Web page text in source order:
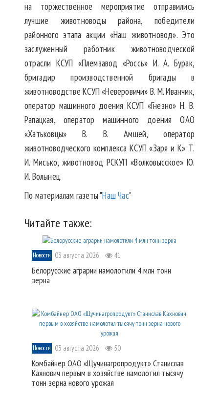
на торжественное мероприятие отправились
лучшие животноводы района, победители
районного этапа акции «Наш животновод». Это
заслуженный работник животноводческой
отрасли КСУП «Племзавод «Россь» И. А. Бурак,
бригадир производственной бригады в
животноводстве КСУП «Неверовичи» В. М. Иванчик,
оператор машинного доения КСУП «Гнезно» Н. В.
Рапацкая, оператор машинного доения ОАО
«Хатьковцы» В. В. Амшей, оператор
животноводческого комплекса КСУП «Заря и К» Т.
И. Мисько, животновод РСКУП «Волковысское» Ю.
И. Волынец.
По материалам газеты "Наш Час"
Читайте также:
Новости 03 августа 2026 41
Белорусские аграрии намолотили 4 млн тонн
зерна
Новости 03 августа 2026 50
Комбайнер ОАО «Щучинагропродукт» Станислав
Кахнович первым в хозяйстве намолотил тысячу
тонн зерна нового урожая